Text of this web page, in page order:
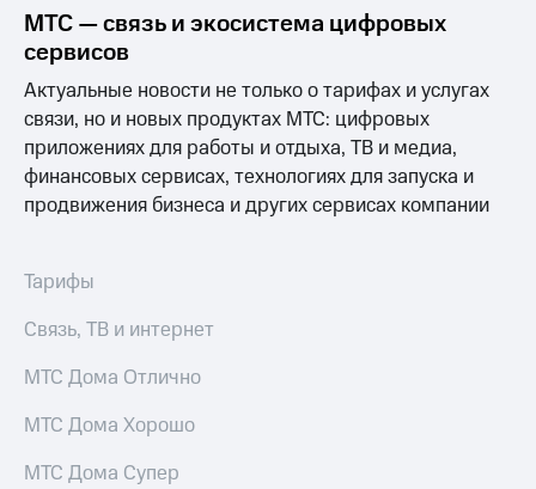
Акции
Домашний
интернет
Домашнее
ТВ
в МТС
со своим
номером
Поддержка
и подписки
149 ₽/
мес
МТС
Premium
Подписка
на гигабайты
интернета,
фильмы,
Семейная
на тарифы,
общие
подписки
МТС — связь и экосистема цифровых
сервисов
Актуальные новости не только о тарифах и услугах
связи, но и новых продуктах МТС: цифровых
приложениях для работы и отдыха, ТВ и медиа,
финансовых сервисах, технологиях для запуска и
продвижения бизнеса и других сервисах компании
Тарифы
Связь, ТВ и интернет
МТС Дома Отлично
МТС Дома Хорошо
МТС Дома Супер